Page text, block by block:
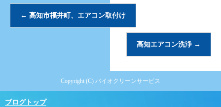
← 高知市福井町、エアコン取付け
高知エアコン洗浄 →
Copyright (C) バイオクリーンサービス
ブログトップ